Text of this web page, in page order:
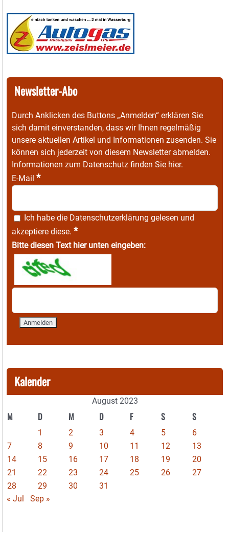
Newsletter-Abo
Durch Anklicken des Buttons „Anmelden“ erklären Sie
sich damit einverstanden, dass wir Ihnen regelmäßig
unsere aktuellen Artikel und Informationen zusenden. Sie
können sich jederzeit von diesem Newsletter abmelden.
Informationen zum Datenschutz finden Sie hier.
E-Mail *
Ich habe die Datenschutzerklärung gelesen und
akzeptiere diese. *
Bitte diesen Text hier unten eingeben:
Kalender
August 2023
M D M D F S S
1 2 3 4 5
6
7
8 9 10 11 12
13
14
15 16 17 18 19
20
21
22 23 24 25 26
27
28
29 30
31
« Jul
Sep »